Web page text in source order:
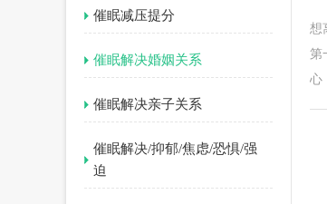
催眠减压提分
催眠解决婚姻关系
催眠解决亲子关系
催眠解决/抑郁/焦虑/恐惧/强
迫
想
第
心